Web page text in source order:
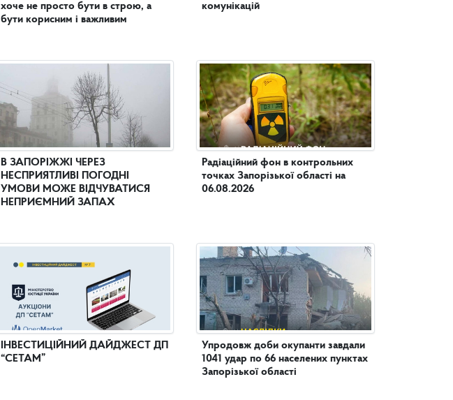
хоче не просто бути в строю, а
бути корисним і важливим
В ЗАПОРІЖЖІ ЧЕРЕЗ
НЕСПРИЯТЛИВІ ПОГОДНІ
УМОВИ МОЖЕ ВІДЧУВАТИСЯ
НЕПРИЄМНИЙ ЗАПАХ
ІНВЕСТИЦІЙНИЙ ДАЙДЖЕСТ ДП
“СЕТАМ”
комунікацій
Радіаційний фон в контрольних
точках Запорізької області на
06.08.2026
Упродовж доби окупанти завдали
1041 удар по 66 населених пунктах
Запорізької області